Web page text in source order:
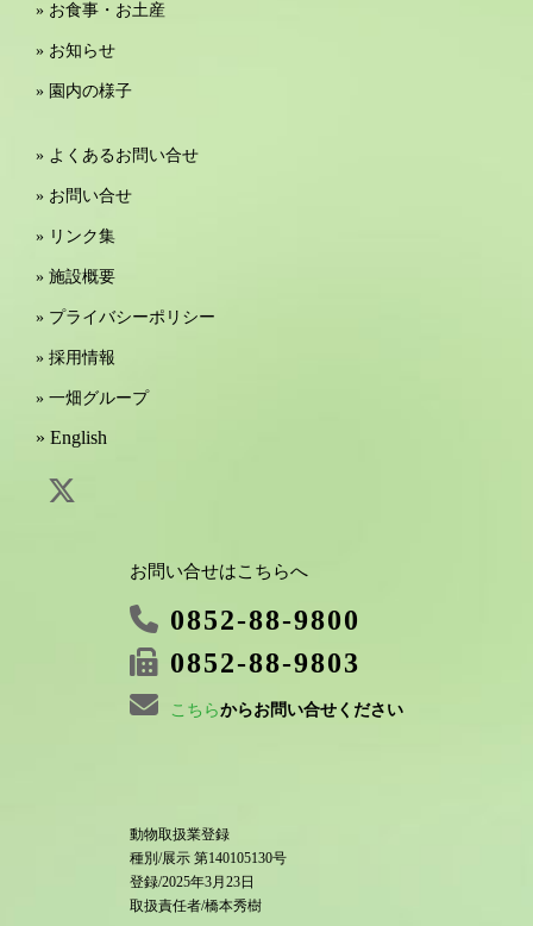
» お食事・お土産
» お知らせ
» 園内の様子
» よくあるお問い合せ
» お問い合せ
» リンク集
» 施設概要
» プライバシーポリシー
» 採用情報
» 一畑グループ
» English
お問い合せはこちらへ
0852-88-9800
0852-88-9803
こちらからお問い合せください
動物取扱業登録
種別/展示 第140105130号
登録/2025年3月23日
取扱責任者/橋本秀樹